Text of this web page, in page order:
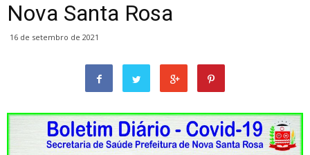
Nova Santa Rosa
16 de setembro de 2021